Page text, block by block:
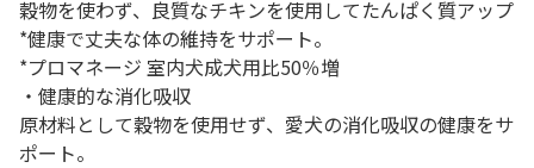
穀物を使わず、良質なチキンを使用してたんぱく質アップ
*健康で丈夫な体の維持をサポート。
*プロマネージ 室内犬成犬用比50％増
・健康的な消化吸収
原材料として穀物を使用せず、愛犬の消化吸収の健康をサ
ポート。